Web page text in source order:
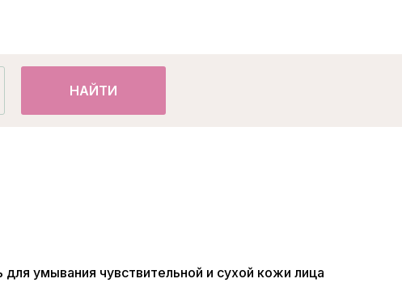
НАЙТИ
для умывания чувствительной и сухой кожи лица